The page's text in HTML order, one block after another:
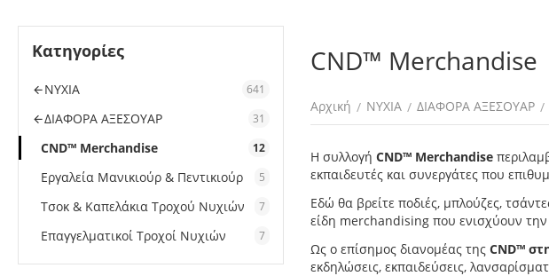
CND™ Merchandise
Αρχική / ΝΥΧΙΑ / ΔΙΑΦΟΡΑ ΑΞΕΣΟΥΑΡ /
Η συλλογή CND™ Merchandise
εκπαιδευτές και συνεργάτες που
Εδώ θα βρείτε ποδιές, μπλούζες,
είδη merchandising που ενισχύουν την
Ως ο επίσημος διανομέας της CND™
εκδηλώσεις, εκπαιδεύσεις,
Κατηγορίες
ΝΥΧΙΑ 641
ΔΙΑΦΟΡΑ ΑΞΕΣΟΥΑΡ 31
CND™ Merchandise 12
Εργαλεία Μανικιούρ & Πεντικιούρ 5
Τσοκ & Καπελάκια Τροχού Νυχιών 7
Επαγγελματικοί Τροχοί Νυχιών 7